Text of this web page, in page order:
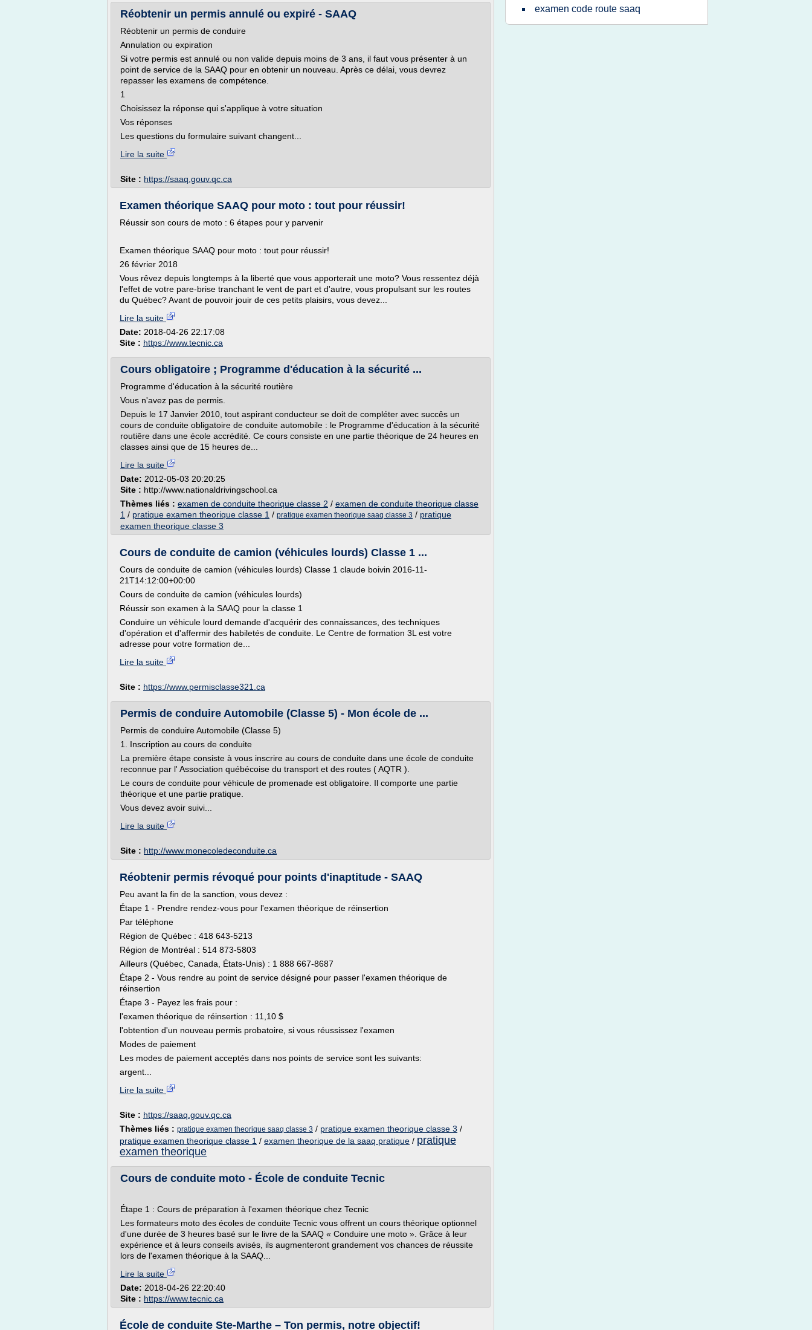
Réobtenir un permis annulé ou expiré - SAAQ
Réobtenir un permis de conduire
Annulation ou expiration
Si votre permis est annulé ou non valide depuis moins de 3 ans, il faut vous présenter à un
point de service de la SAAQ pour en obtenir un nouveau. Après ce délai, vous devrez
repasser les examens de compétence.
1
Choisissez la réponse qui s'applique à votre situation
Vos réponses
Les questions du formulaire suivant changent...
Lire la suite
Site : https://saaq.gouv.qc.ca
Examen théorique SAAQ pour moto : tout pour réussir!
Réussir son cours de moto : 6 étapes pour y parvenir
Examen théorique SAAQ pour moto : tout pour réussir!
26 février 2018
Vous rêvez depuis longtemps à la liberté que vous apporterait une moto? Vous ressentez déjà
l'effet de votre pare-brise tranchant le vent de part et d'autre, vous propulsant sur les routes
du Québec? Avant de pouvoir jouir de ces petits plaisirs, vous devez...
Lire la suite
Date: 2018-04-26 22:17:08
Site : https://www.tecnic.ca
Cours obligatoire ; Programme d'éducation à la sécurité ...
Programme d'éducation à la sécurité routière
Vous n'avez pas de permis.
Depuis le 17 Janvier 2010, tout aspirant conducteur se doit de compléter avec succês un
cours de conduite obligatoire de conduite automobile : le Programme d'éducation à la sécurité
routiêre dans une école accrédité. Ce cours consiste en une partie théorique de 24 heures en
classes ainsi que de 15 heures de...
Lire la suite
Date: 2012-05-03 20:20:25
Site : http://www.nationaldrivingschool.ca
Thèmes liés : examen de conduite theorique classe 2 / examen de conduite theorique classe
1 / pratique examen theorique classe 1 / pratique examen theorique saaq classe 3 / pratique
examen theorique classe 3
Cours de conduite de camion (véhicules lourds) Classe 1 ...
Cours de conduite de camion (véhicules lourds) Classe 1 claude boivin 2016-11-
21T14:12:00+00:00
Cours de conduite de camion (véhicules lourds)
Réussir son examen à la SAAQ pour la classe 1
Conduire un véhicule lourd demande d'acquérir des connaissances, des techniques
d'opération et d'affermir des habiletés de conduite. Le Centre de formation 3L est votre
adresse pour votre formation de...
Lire la suite
Site : https://www.permisclasse321.ca
Permis de conduire Automobile (Classe 5) - Mon école de ...
Permis de conduire Automobile (Classe 5)
1. Inscription au cours de conduite
La première étape consiste à vous inscrire au cours de conduite dans une école de conduite
reconnue par l' Association québécoise du transport et des routes ( AQTR ).
Le cours de conduite pour véhicule de promenade est obligatoire. Il comporte une partie
théorique et une partie pratique.
Vous devez avoir suivi...
Lire la suite
Site : http://www.monecoledeconduite.ca
Réobtenir permis révoqué pour points d'inaptitude - SAAQ
Peu avant la fin de la sanction, vous devez :
Étape 1 - Prendre rendez-vous pour l'examen théorique de réinsertion
Par téléphone
Région de Québec : 418 643-5213
Région de Montréal : 514 873-5803
Ailleurs (Québec, Canada, États-Unis) : 1 888 667-8687
Étape 2 - Vous rendre au point de service désigné pour passer l'examen théorique de
réinsertion
Étape 3 - Payez les frais pour :
l'examen théorique de réinsertion : 11,10 $
l'obtention d'un nouveau permis probatoire, si vous réussissez l'examen
Modes de paiement
Les modes de paiement acceptés dans nos points de service sont les suivants:
argent...
Lire la suite
Site : https://saaq.gouv.qc.ca
Thèmes liés : pratique examen theorique saaq classe 3 / pratique examen theorique classe 3 /
pratique examen theorique classe 1 / examen theorique de la saaq pratique / pratique
examen theorique
Cours de conduite moto - École de conduite Tecnic
Étape 1 : Cours de préparation à l'examen théorique chez Tecnic
Les formateurs moto des écoles de conduite Tecnic vous offrent un cours théorique optionnel
d'une durée de 3 heures basé sur le livre de la SAAQ « Conduire une moto ». Grâce à leur
expérience et à leurs conseils avisés, ils augmenteront grandement vos chances de réussite
lors de l'examen théorique à la SAAQ...
Lire la suite
Date: 2018-04-26 22:20:40
Site : https://www.tecnic.ca
École de conduite Ste-Marthe – Ton permis, notre objectif!
examen code route saaq